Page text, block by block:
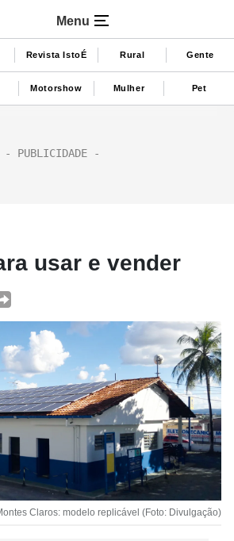
Menu
Revista IstoÉ Rural Gente
Motorshow Mulher Pet
usar e vender
Claros: modelo replicável (Foto: Divulgação)